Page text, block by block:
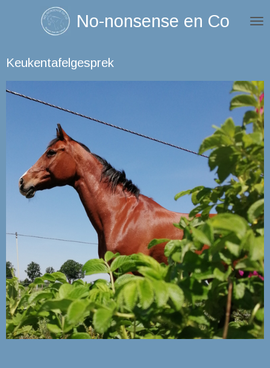
de
hoofdinhoud
No-nonsense en Co
Keukentafelgesprek